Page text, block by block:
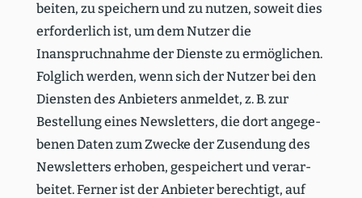
beiten, zu speichern und zu nutzen, soweit dies
erfor­derlich ist, um dem Nutzer die
Inanspruch­nahme der Dienste zu ermög­lichen.
Folglich werden, wenn sich der Nutzer bei den
Diensten des Anbieters anmeldet, z. B. zur
Bestellung eines Newsletters, die dort angege­
benen Daten zum Zwecke der Zusendung des
Newsletters erhoben, gespei­chert und verar­
beitet. Ferner ist der Anbieter berechtigt, auf